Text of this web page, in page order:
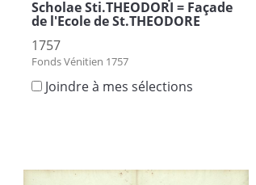
Scholae Sti.THEODORI = Façade
de l'Ecole de St.THEODORE
1757
Fonds Vénitien 1757
Joindre à mes sélections